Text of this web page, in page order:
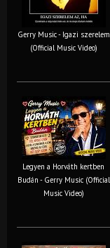
Gerry Music - Igazi szerelem
(Official Music Video)
Legyen a Horváth kertben
Budán - Gerry Music (Official
Music Video)